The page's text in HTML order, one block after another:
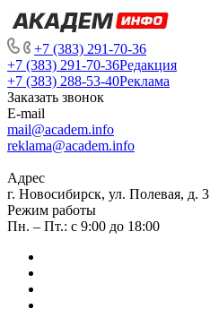
+7 (383) 291-70-36
+7 (383) 291-70-36Редакция
+7 (383) 288-53-40Реклама
Заказать звонок
E-mail
mail@academ.info
reklama@academ.info
Адрес
г. Новосибирск, ул. Полевая, д. 3
Режим работы
Пн. – Пт.: с 9:00 до 18:00